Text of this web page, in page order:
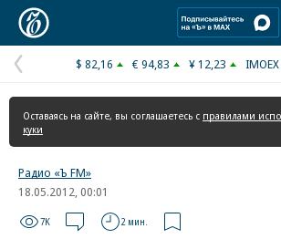
Предыдущая
страница
$ 82,16 € 94,83 ¥ 12,23
Оставаясь на сайте, вы соглашаетесь с правилами
куки
Радио «Ъ FM»
18.05.2012, 00:01
7K 2 мин.